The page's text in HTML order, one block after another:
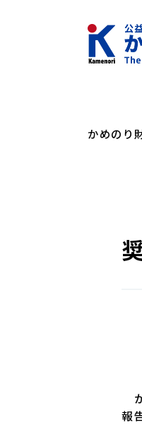
かめのり
かめのり
海外日本
フォーラ
報